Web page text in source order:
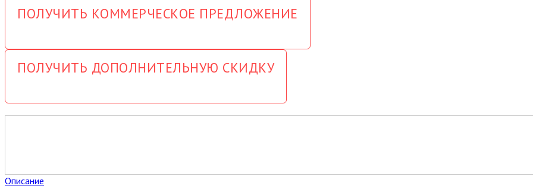
ПОЛУЧИТЬ КОММЕРЧЕСКОЕ ПРЕДЛОЖЕНИЕ
ПОЛУЧИТЬ ДОПОЛНИТЕЛЬНУЮ СКИДКУ
Описание